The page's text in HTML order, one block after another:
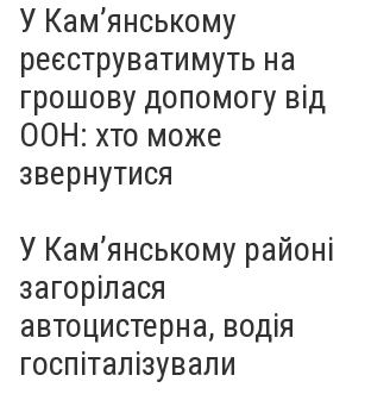
У Кам’янському
реєструватимуть на
грошову допомогу від
ООН: хто може
звернутися
У Кам’янському районі
загорілася
автоцистерна, водія
госпіталізували